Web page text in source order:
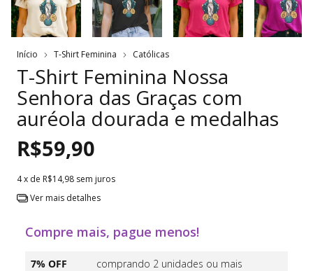
Início T-Shirt Feminina Católicas
T-Shirt Feminina Nossa
Senhora das Graças com
auréola dourada e medalhas
R$59,90
4x de R$14,98 sem juros
Ver mais detalhes
Compre mais, pague menos!
7% OFF
comprando 2 unidades ou mais